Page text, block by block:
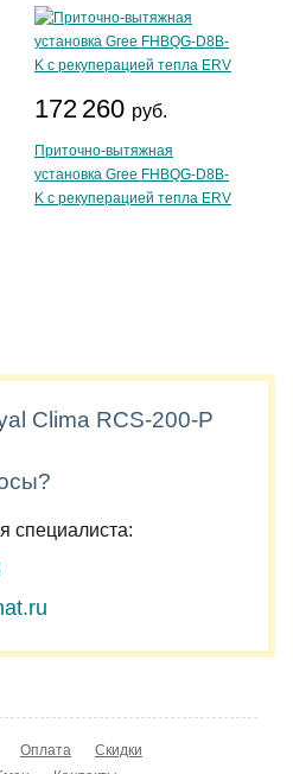
172 260 руб.
Приточно-вытяжная
установка Gree FHBQG-D8B-
K с рекуперацией тепла ERV
Clima RCS-200-P
специалиста:
Оплата
Скидки